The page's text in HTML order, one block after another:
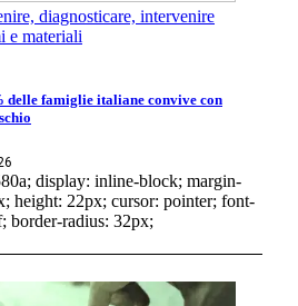
diagnosticare, intervenire
e materiali
famiglie italiane convive con
display: inline-block; margin-
height: 22px; cursor: pointer; font-
border-radius: 32px;